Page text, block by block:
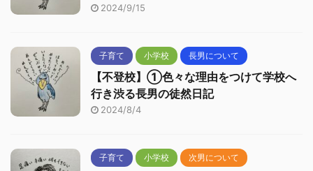
2024/9/15
子育て 小学校 長男について
【不登校】①色々な理由をつけて学校へ
行き渋る長男の徒然日記
2024/8/4
子育て 小学校 次男について